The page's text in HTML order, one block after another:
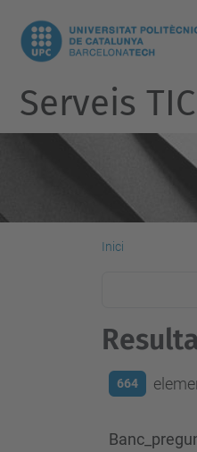
Serveis TIC
Inici
664